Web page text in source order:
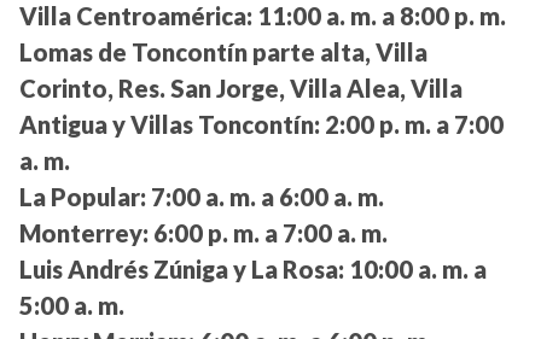
Villa Centroamérica: 11:00 a. m. a 8:00 p. m.
Lomas de Toncontín parte alta, Villa
Corinto, Res. San Jorge, Villa Alea, Villa
Antigua y Villas Toncontín: 2:00 p. m. a 7:00
a. m.
La Popular: 7:00 a. m. a 6:00 a. m.
Monterrey: 6:00 p. m. a 7:00 a. m.
Luis Andrés Zúniga y La Rosa: 10:00 a. m. a
5:00 a. m.